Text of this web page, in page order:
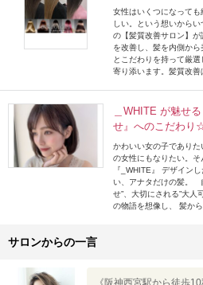
女性はいくつになって
しい。という想いから
の【髪質改善サロン】
を改善し、髪を内側か
とこだわりを持って厳
寄り添います。髪質改善
＿WHITE が魅せ
せ』へのこだわり
かわいい女の子でありた
の女性にもなりたい。
『_WHITE』 デザイン
い、アナタだけの髪。
せ”、大切にされる”大
の物語を想像し、 髪か
サロンからの一言
《阪神西宮駅から徒歩